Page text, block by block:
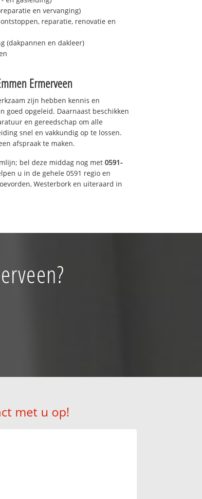
en vervanging)
reparatie, renovatie en
(dakpannen en dakleer)
Ermerveen
zijn hebben kennis en
goed opgeleid. Daarnaast beschikken
en gereedschap om alle
snel en vakkundig op te lossen.
afspraak te maken.
bel deze middag nog met 0591-
u in de gehele 0591 regio en
Westerbork en uiteraard in
met u op!